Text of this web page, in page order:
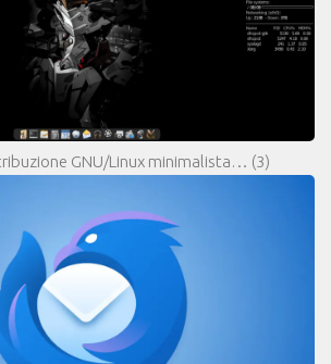
GNU/Linux minimalista… (3)